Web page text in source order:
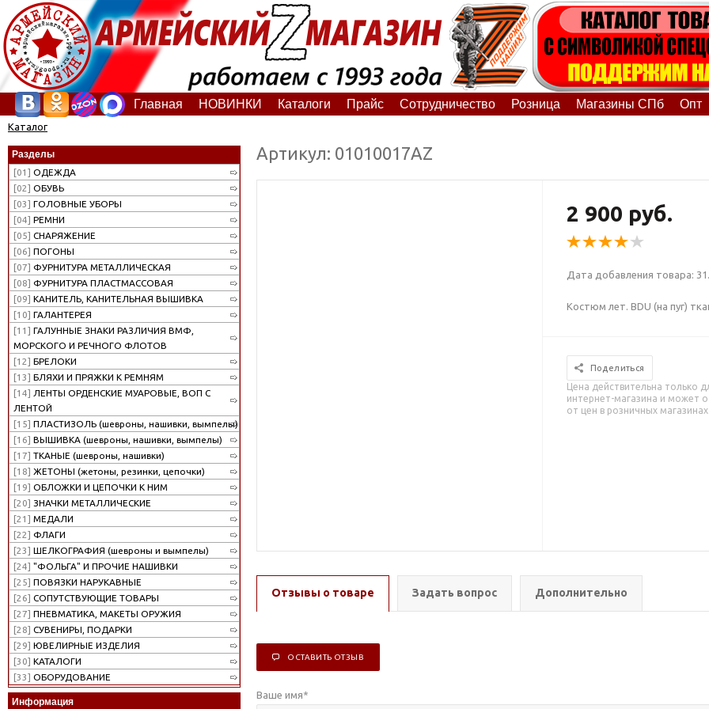
Главная НОВИНКИ Каталоги Прайс Сотрудничество Розница Магазины СПб Опт
Каталог
Разделы
[01] ОДЕЖДА
[02] ОБУВЬ
[03] ГОЛОВНЫЕ УБОРЫ
[04] РЕМНИ
[05] СНАРЯЖЕНИЕ
[06] ПОГОНЫ
[07] ФУРНИТУРА МЕТАЛЛИЧЕСКАЯ
[08] ФУРНИТУРА ПЛАСТМАССОВАЯ
[09] КАНИТЕЛЬ, КАНИТЕЛЬНАЯ ВЫШИВКА
[10] ГАЛАНТЕРЕЯ
[11] ГАЛУННЫЕ ЗНАКИ РАЗЛИЧИЯ ВМФ,
МОРСКОГО И РЕЧНОГО ФЛОТОВ
[12] БРЕЛОКИ
[13] БЛЯХИ И ПРЯЖКИ К РЕМНЯМ
[14] ЛЕНТЫ ОРДЕНСКИЕ МУАРОВЫЕ, ВОП С
ЛЕНТОЙ
[15] ПЛАСТИЗОЛЬ (шевроны, нашивки, вымпелы)
[16] ВЫШИВКА (шевроны, нашивки, вымпелы)
[17] ТКАНЫЕ (шевроны, нашивки)
[18] ЖЕТОНЫ (жетоны, резинки, цепочки)
[19] ОБЛОЖКИ И ЦЕПОЧКИ К НИМ
[20] ЗНАЧКИ МЕТАЛЛИЧЕСКИЕ
[21] МЕДАЛИ
[22] ФЛАГИ
[23] ШЕЛКОГРАФИЯ (шевроны и вымпелы)
[24] "ФОЛЬГА" И ПРОЧИЕ НАШИВКИ
[25] ПОВЯЗКИ НАРУКАВНЫЕ
[26] СОПУТСТВУЮЩИЕ ТОВАРЫ
[27] ПНЕВМАТИКА, МАКЕТЫ ОРУЖИЯ
[28] СУВЕНИРЫ, ПОДАРКИ
[29] ЮВЕЛИРНЫЕ ИЗДЕЛИЯ
[30] КАТАЛОГИ
[33] ОБОРУДОВАНИЕ
Информация
Артикул: 01010017АZ
2 900 руб.
Дата добавления товара:
Костюм лет. BDU (на пуг)
Поделиться
Цена действительна только
интернет-магазина и может
от цен в розничных магазинах
Отзывы о товаре Задать вопрос Дополнительно
ОСТАВИТЬ ОТЗЫВ
Ваше имя*